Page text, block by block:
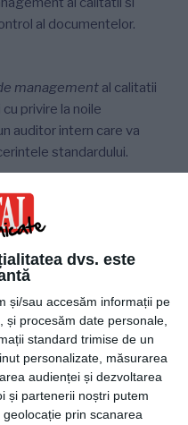
dvs. este
și/sau accesăm informații pe
și procesăm date personale,
standard trimise de un
personalizate, măsurarea
audienței și dezvoltarea
și partenerii noștri putem
prin scanarea
al documentelor.
management al calitatii
privire la noile
auditor intern care va
standardului.
al calitatii
interne si luati masuri
combate
ISO 9001
. Alegeti un organism
final de certificare al
ISO 9001, mentineti-
pregatindu-va
care vor urma.